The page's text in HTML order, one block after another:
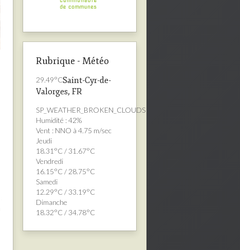
Rubrique - Météo
29.49°CSaint-Cyr-de-
Valorges, FR
SP_WEATHER_BROKEN_CLOUDS
Humidité : 42%
Vent : NNO à 4.75 m/sec
Jeudi
18.31°C / 31.67°C
Vendredi
16.15°C / 28.75°C
Samedi
12.29°C / 33.19°C
Dimanche
18.32°C / 34.78°C